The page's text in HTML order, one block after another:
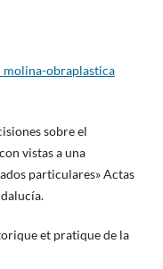
obraplastica
sobre el
vistas a una
particulares» Actas
et pratique de la